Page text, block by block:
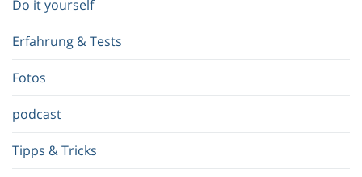
i
f
.
.
.
Do it yourself
Erfahrung & Tests
Fotos
podcast
Tipps & Tricks